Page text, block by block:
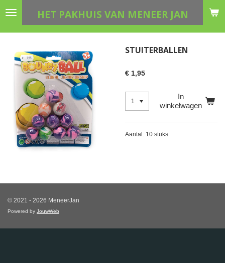
Ga
hoofdinhoud
HET PAKHUIS VAN MENEER JAN
STUITERBALLEN
€ 1,95
In
winkelwagen
Aantal: 10 stuks
© 2021 - 2026 MeneerJan
Powered by JouwWeb